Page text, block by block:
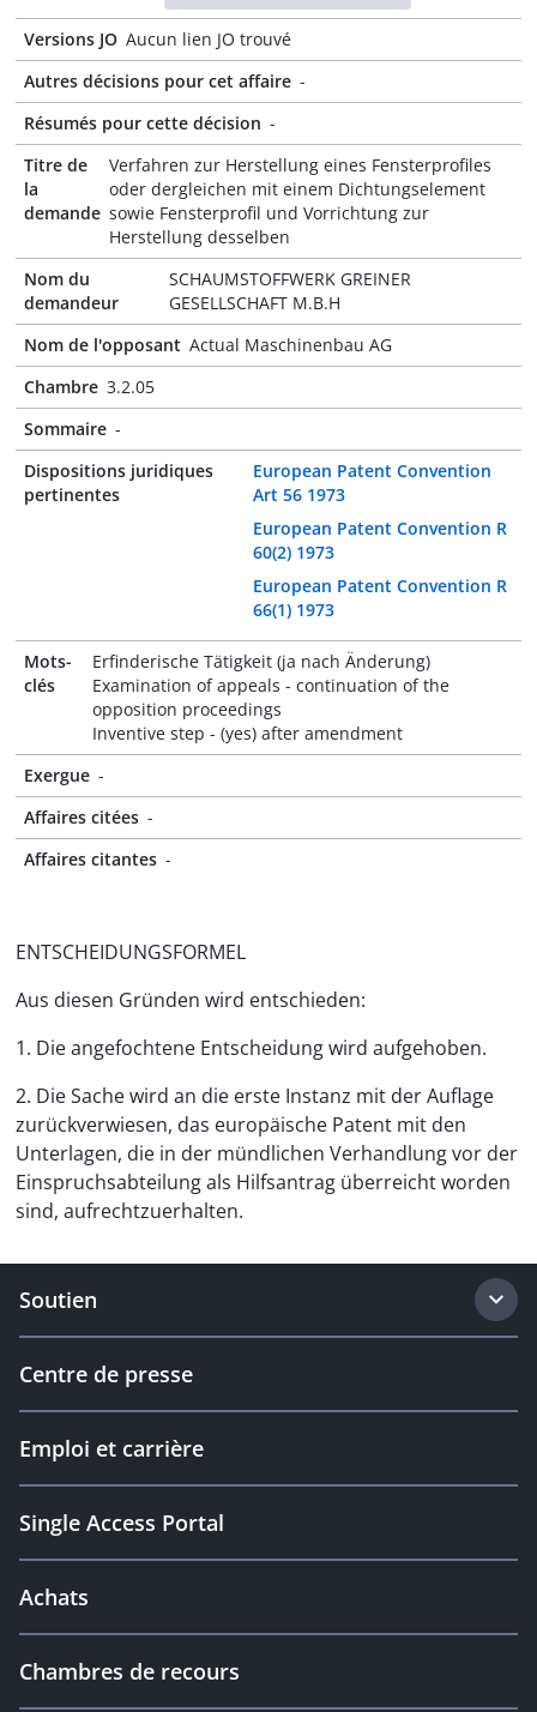
Versions JO Aucun lien JO trouvé
Autres décisions pour cet affaire -
Résumés pour cette décision -
Titre de
la
demande
Verfahren zur Herstellung eines Fensterprofiles
oder dergleichen mit einem Dichtungselement
sowie Fensterprofil und Vorrichtung zur
Herstellung desselben
Nom du
demandeur
SCHAUMSTOFFWERK GREINER
GESELLSCHAFT M.B.H
Nom de l'opposant Actual Maschinenbau AG
Chambre 3.2.05
Sommaire -
Dispositions juridiques
pertinentes
European Patent Convention
Art 56 1973
European Patent Convention R
60(2) 1973
European Patent Convention R
66(1) 1973
Mots-
clés
Erfinderische Tätigkeit (ja nach Änderung)
Examination of appeals - continuation of the
opposition proceedings
Inventive step - (yes) after amendment
Exergue -
Affaires citées -
Affaires citantes -
ENTSCHEIDUNGSFORMEL
Aus diesen Gründen wird entschieden:
1. Die angefochtene Entscheidung wird aufgehoben.
2. Die Sache wird an die erste Instanz mit der Auflage
zurückverwiesen, das europäische Patent mit den
Unterlagen, die in der mündlichen Verhandlung vor der
Einspruchsabteilung als Hilfsantrag überreicht worden
sind, aufrechtzuerhalten.
Soutien
Centre de presse
Emploi et carrière
Single Access Portal
Achats
Chambres de recours